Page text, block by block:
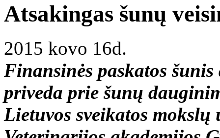
Atsakingas šunų
2015 kovo 16d.
Finansinės paskatos
priveda prie šunų
Lietuvos sveikatos